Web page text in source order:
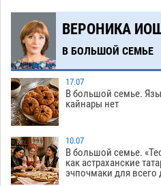
Жилгородок в Астрахани
не верить, что их торговые
снесут
15:22
Ящерицу из астраханской
поместили на новой
монете Банка России
14:35
Буддийские святыни из
выставили в музее
13:50
Мэрия Астрахани переводит
ВЕРОНИКА
В БОЛЬШОЙ СЕМЬЕ
17.07
В большой семье.
кайнары нет
10.07
В большой семье.
как астраханские
эчпочмаки для всего